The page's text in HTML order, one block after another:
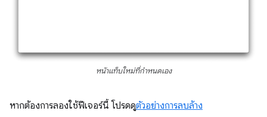
หน้าแท็บใหม่ที่กำหนดเอง
หากต้องการลองใช้ฟีเจอร์นี้ โปรดดูตัวอย่างการลบล้าง